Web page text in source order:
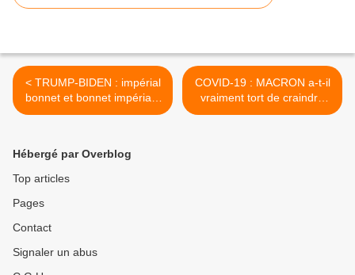
< TRUMP-BIDEN : impérial
bonnet et bonnet impérial !
Le point de vue du Parti de
COVID-19 : MACRON a-t-il
vraiment tort de craindre
une INSURRECTION ? >
Hébergé par Overblog
Top articles
Pages
Contact
Signaler un abus